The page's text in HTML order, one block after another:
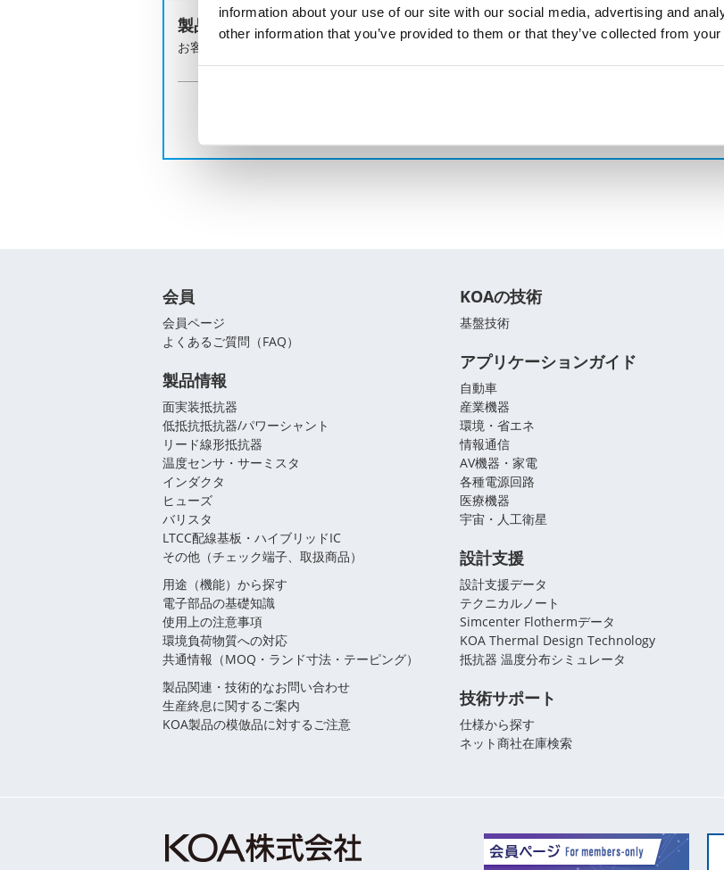
information about your use of our site with our social media, advertising and
other information that you’ve provided to them or that they’ve collected from
製品のお問い合わせはこちら
お客様の課題に合わせてご提案します。お気軽にご相談ください。
よくあ
会員
会員ページ
よくあるご質問（FAQ）
製品情報
面実装抵抗器
低抵抗抵抗器/パワーシャント
リード線形抵抗器
温度センサ・サーミスタ
インダクタ
ヒューズ
バリスタ
LTCC配線基板・ハイブリッドIC
その他（チェック端子、取扱商品）
用途（機能）から探す
電子部品の基礎知識
使用上の注意事項
環境負荷物質への対応
共通情報（MOQ・ランド寸法・テーピング）
製品関連・技術的なお問い合わせ
生産終息に関するご案内
KOA製品の模倣品に対するご注意
KOAの技術
基盤技術
アプリケーションガイド
自動車
産業機器
環境・省エネ
情報通信
AV機器・家電
各種電源回路
医療機器
宇宙・人工衛星
設計支援
設計支援データ
テクニカルノート
Simcenter Flothermデータ
KOA Thermal Design Technology
抵抗器 温度分布シミュレータ
技術サポート
仕様から探す
ネット商社在庫検索